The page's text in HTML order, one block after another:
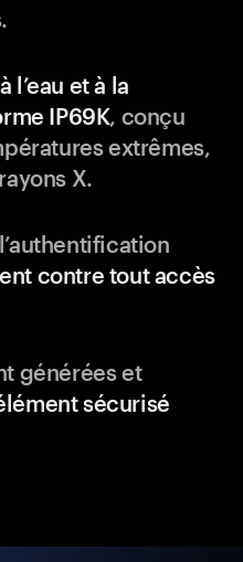
l’eau et à la
IP69K, conçu
extrêmes,
X.
contre tout accès
générées et
sécurisé